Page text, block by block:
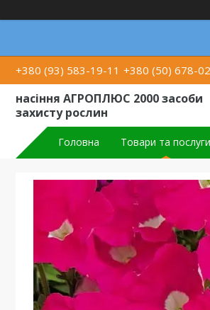
+380 (93) 583-19-11 +380 (50) 678-
насіння АГРОПЛЮС 2000 засоби
захисту рослин
Головна Товари та послуги